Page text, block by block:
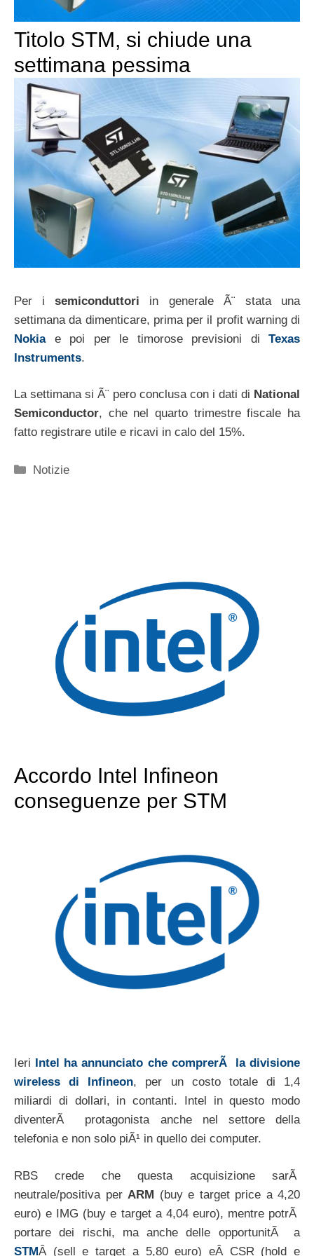
Titolo STM, si chiude una
settimana pessima
Per isemiconduttori in generale Ã¨ stata una
settimana da dimenticare, prima per il profit warning di
Nokia e poi per le timorose previsioni di Texas
Instruments.
La settimana si Ã¨ pero conclusa con i dati di National
Semiconductor, che nel quarto trimestre fiscale ha
fatto registrare utile e ricavi in calo del 15%.
Categorie
Notizie
Accordo Intel Infineon
conseguenze per STM
Ieri
Intel ha annunciato che comprerÃ la divisione
wireless di Infineon, per un costo totale di 1,4
miliardi di dollari, in contanti. Intel in questo modo
diventerÃ protagonista anche nel settore della
telefonia e non solo piÃ¹ in quello dei computer.
RBS crede che questa acquisizione sarÃ
neutrale/positiva per ARM (buy e target price a 4,20
euro) e IMG (buy e target a 4,04 euro), mentre potrÃ
portare dei rischi, ma anche delle opportunitÃ a
STMÂ (sell e target a 5,80 euro) eÂ CSR (hold e